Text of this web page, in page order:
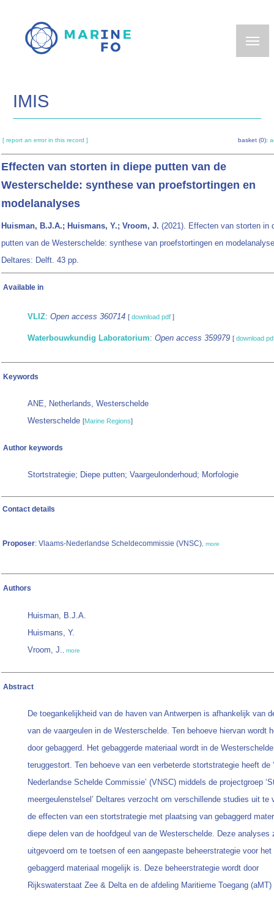
main
IMIS
[ report an error in this record ] basket (0):
Effecten van storten in diepe putten van de
Westerschelde: synthese van proefstortingen en
modelanalyses
Huisman, B.J.A.; Huismans, Y.; Vroom, J. (2021). Effecten van storten in
putten van de Westerschelde: synthese van proefstortingen en
Deltares: Delft. 43 pp.
Available in
VLIZ: Open access 360714 [ download pdf ]
Waterbouwkundig Laboratorium: Open access 359979 [ download
Keywords
ANE, Netherlands, Westerschelde
Westerschelde [Marine Regions]
Author keywords
Stortstrategie; Diepe putten; Vaargeulonderhoud; Morfologie
Contact details
Proposer: Vlaams-Nederlandse Scheldecommissie (VNSC), more
Authors
Huisman, B.J.A.
Huismans, Y.
Vroom, J., more
Abstract
De toegankelijkheid van de haven van Antwerpen is afhankelijk van
van de vaargeulen in de Westerschelde. Ten behoeve hiervan wordt
door gebaggerd. Het gebaggerde materiaal wordt in de Westerschelde
teruggestort. Ten behoeve van een verbeterde stortstrategie heeft de
Nederlandse Schelde Commissie’ (VNSC) middels de projectgroep
meergeulenstelsel’ Deltares verzocht om verschillende studies uit te
de effecten van een stortstrategie met plaatsing van gebaggerd
diepe delen van de hoofdgeul van de Westerschelde. Deze analyses
uitgevoerd om te toetsen of een aangepaste beheerstrategie voor
gebaggerd materiaal mogelijk is. Deze beheerstrategie wordt door
Rijkswaterstaat Zee & Delta en de afdeling Maritieme Toegang